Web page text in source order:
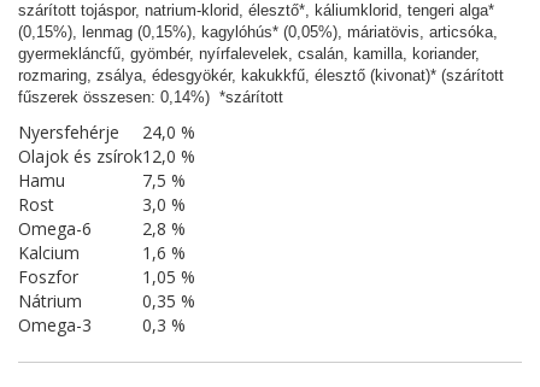
szárított tojáspor, natrium-klorid, élesztő*, káliumklorid, tengeri alga*
(0,15%), lenmag (0,15%), kagylóhús* (0,05%), máriatövis, articsóka,
gyermekláncfű, gyömbér, nyírfalevelek, csalán, kamilla, koriander,
rozmaring, zsálya, édesgyökér, kakukkfű, élesztő (kivonat)* (szárított
fűszerek összesen: 0,14%) *szárított
Nyersfehérje
24,0 %
Olajok és zsírok12,0 %
Hamu
7,5 %
Rost
3,0 %
Omega-6
2,8 %
Kalcium
1,6 %
Foszfor
1,05 %
Nátrium
0,35 %
Omega-3
0,3 %